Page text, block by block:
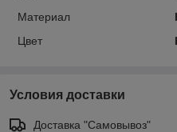
Материал
Цвет
Условия доставки
Доставка "Самовывоз"